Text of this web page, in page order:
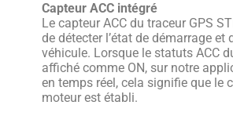
Capteur ACC intégré
Le capteur ACC du traceur GPS
de détecter l’état de démarrage et
véhicule. Lorsque le statuts ACC
affiché comme ON, sur notre
en temps réel, cela signifie que le
moteur est établi.